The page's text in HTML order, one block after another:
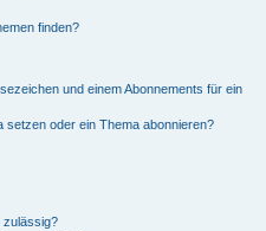
finden?
und einem Abonnements für ein
setzen oder ein Thema abonnieren?
zulässig?